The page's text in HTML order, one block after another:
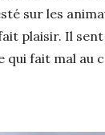
sur les
plaisir. Il
fait mal au